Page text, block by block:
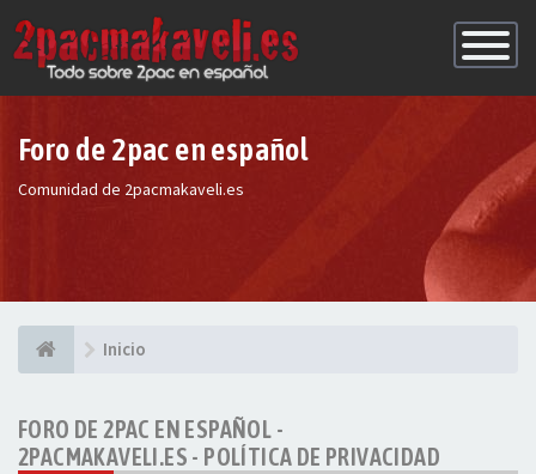
de
Foro de 2pac en español
Comunidad de 2pacmakaveli.es
Inicio
FORO DE 2PAC EN ESPAÑOL -
2PACMAKAVELI.ES - POLÍTICA DE PRIVACIDAD